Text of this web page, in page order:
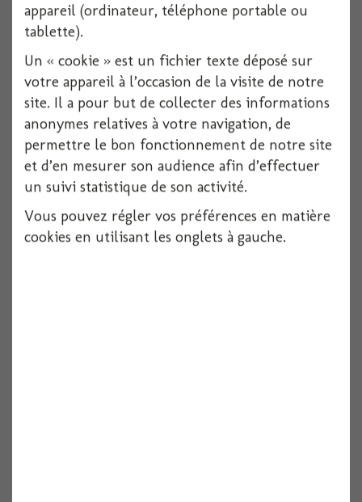
Serviette dunilin blanche 40x40cm x12
appareil (ordinateur, téléphone portable ou
tablette).
Un « cookie » est un fichier texte déposé sur
votre appareil à l’occasion de la visite de notre
site. Il a pour but de collecter des informations
anonymes relatives à votre navigation, de
permettre le bon fonctionnement de notre site
et d’en mesurer son audience afin d’effectuer
un suivi statistique de son activité.
Vous pouvez régler vos préférences en matière
cookies en utilisant les onglets à gauche.